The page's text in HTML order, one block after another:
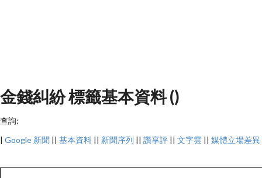
金錢糾紛 標籤基本資料 ()
查詢:
| Google 新聞 || 基本資料 || 新聞序列 || 讚享評 || 文字雲 || 媒體立場差異